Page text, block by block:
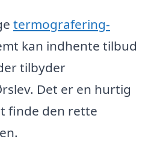
termografering-
kan indhente tilbud
tilbyder
Det er en hurtig
finde den rette